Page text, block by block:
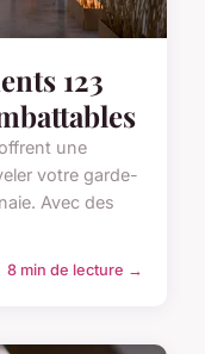
123
une
votre garde-
Avec des
8 min de lecture →